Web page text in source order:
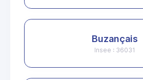
Buzançais
Insee : 36031